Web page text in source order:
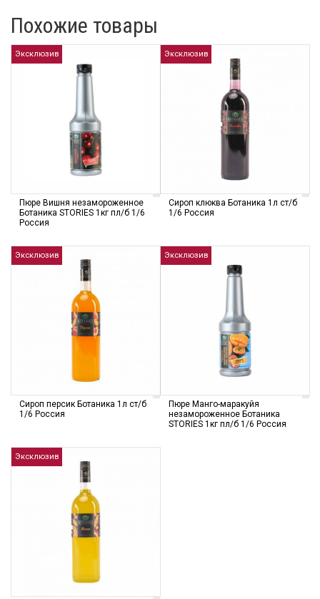
Похожие товары
Эксклюзив
Пюре Вишня незамороженное
Ботаника STORIES 1кг пл/б 1/6
Россия
Эксклюзив
Сироп клюква Ботаника 1л ст/б
1/6 Россия
Эксклюзив
Сироп персик Ботаника 1л ст/б
1/6 Россия
Эксклюзив
Пюре Манго-маракуйя
незамороженное Ботаника
STORIES 1кг пл/б 1/6 Россия
Эксклюзив